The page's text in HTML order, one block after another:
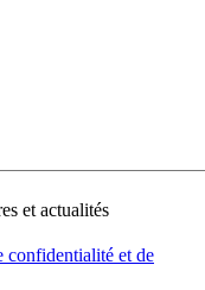
et actualités
confidentialité et de